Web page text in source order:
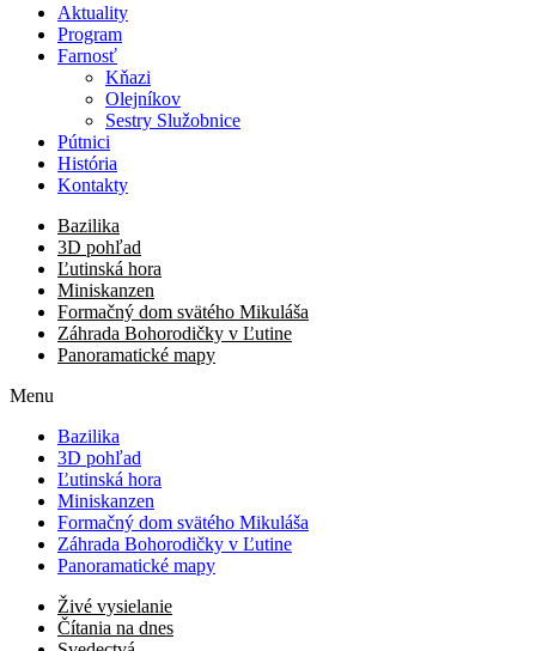
Aktuality
Program
Farnosť
Kňazi
Olejníkov
Sestry Služobnice
Pútnici
História
Kontakty
Bazilika
3D pohľad
Ľutinská hora
Miniskanzen
Formačný dom svätého Mikuláša
Záhrada Bohorodičky v Ľutine
Panoramatické mapy
Menu
Bazilika
3D pohľad
Ľutinská hora
Miniskanzen
Formačný dom svätého Mikuláša
Záhrada Bohorodičky v Ľutine
Panoramatické mapy
Živé vysielanie
Čítania na dnes